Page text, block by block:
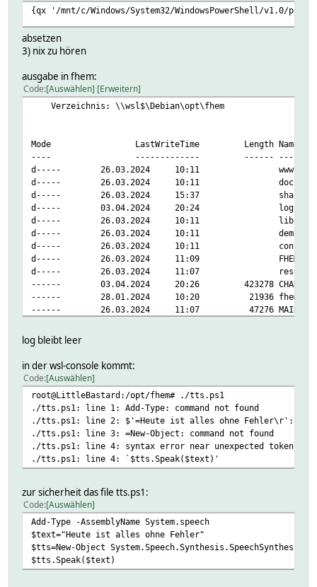
{qx '/mnt/c/Windows/System32/WindowsPowerShell/
absetzen
3) nix zu hören
ausgabe in fhem:
Code Auswählen Erweitern
Verzeichnis: \\wsl$\Debian\opt\fhem
Mode
----
d-----
d-----
d-----
d-----
d-----
d-----
d-----
d-----
d-----
------ 03.04.2024
------ 28.01.2024
------ 26.03.2024
------ 26.03.2024
------ 03.04.2024
------ 26.03.2024
------
------ 28.01.2024 10:20 935
log bleibt leer
in der wsl-console kommt:
Code Auswählen
root@LittleBastard:/opt/fhem# ./tts.ps1
./tts.ps1: line 1: Add-Type: command not found
./tts.ps1: line 2: $'=Heute ist alles ohne Fehler\r':
./tts.ps1: line 3: =New-Object: command not found
./tts.ps1: line 4: syntax error near unexpected token
./tts.ps1: line 4: `$tts.Speak($text)'
zur sicherheit das file tts.ps1:
Code Auswählen
Add-Type -AssemblyName System.speech
$text="Heute ist alles ohne Fehler"
$tts=New-Object System.Speech.Synthesis.SpeechSynthesizer
$tts.Speak($text)